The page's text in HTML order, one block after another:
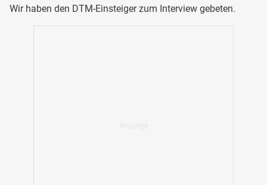
Wir haben den DTM-Einsteiger zum Interview gebeten.